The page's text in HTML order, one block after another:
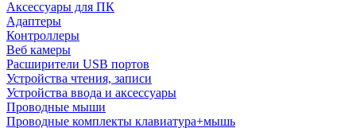
Аксессуары для ПК
Адаптеры
Контроллеры
Веб камеры
Расширители USB портов
Устройства чтения, записи
Устройства ввода и аксессуары
Проводные мыши
Проводные комплекты клавиатура+мышь